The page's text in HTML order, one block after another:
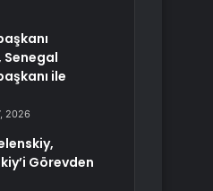
Senegal
ile
2026
Görevden